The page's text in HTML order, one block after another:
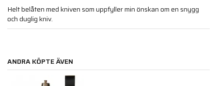
Helt belåten med kniven som uppfyller min önskan om en snygg
och duglig kniv.
ANDRA KÖPTE ÄVEN